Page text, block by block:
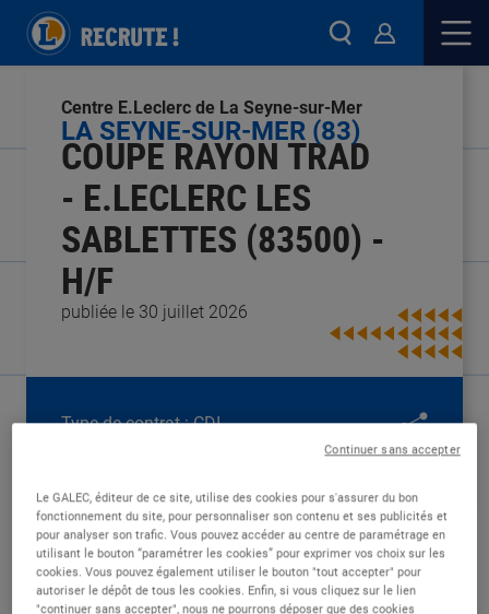
publiée le 30 juillet 2026
COUPE RAYON TRAD
- E.LECLERC LES
SABLETTES (83500) -
H/F
LA SEYNE-SUR-MER (83)
Centre E.Leclerc de La Seyne-sur-Mer
Type de contrat :CDI
Le GALEC, éditeur de ce site, utilise des cookies pour s'assurer du bon
fonctionnement du site, pour personnaliser son contenu et ses publicités et
pour analyser son trafic. Vous pouvez accéder au centre de paramétrage en
utilisant le bouton “paramétrer les cookies” pour exprimer vos choix sur les
cookies. Vous pouvez également utiliser le bouton "tout accepter" pour
autoriser le dépôt de tous les cookies. Enfin, si vous cliquez sur le lien
"continuer sans accepter", nous ne pourrons déposer que des cookies
Continuer sans accepter